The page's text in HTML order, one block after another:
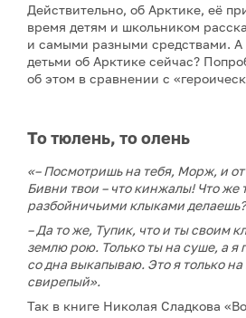
Действительно, об Арктике, её
время детям и школьником
и самыми разными средствами. А
детьми об Арктике сейчас?
об этом в сравнении с
То тюлень, то олень
«– Посмотришь на тебя, Морж, и
Бивни твои – что кинжалы! Что же
разбойничьими клыками делаешь?
– Да то же, Тупик, что и ты своим
землю рою. Только ты на суше, а я
со дна выкапываю. Это я только на
свирепый».
Так в книге Николая Сладкова